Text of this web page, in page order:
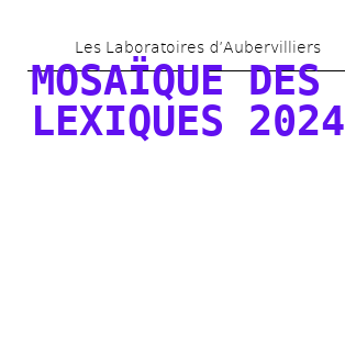
to
main
content
Les Laboratoires d’Aubervilliers
MOSAÏQUE DES
LEXIQUES 2024